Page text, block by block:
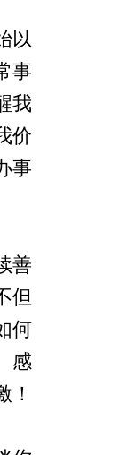
以
事
我
价
事
善
但
何
感
！